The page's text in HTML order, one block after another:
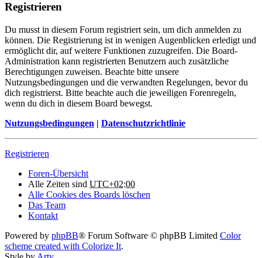
Registrieren
Du musst in diesem Forum registriert sein, um dich anmelden zu
können. Die Registrierung ist in wenigen Augenblicken erledigt und
ermöglicht dir, auf weitere Funktionen zuzugreifen. Die Board-
Administration kann registrierten Benutzern auch zusätzliche
Berechtigungen zuweisen. Beachte bitte unsere
Nutzungsbedingungen und die verwandten Regelungen, bevor du
dich registrierst. Bitte beachte auch die jeweiligen Forenregeln,
wenn du dich in diesem Board bewegst.
Nutzungsbedingungen | Datenschutzrichtlinie
Registrieren
Foren-Übersicht
Alle Zeiten sind UTC+02:00
Alle Cookies des Boards löschen
Das Team
Kontakt
Powered by phpBB® Forum Software © phpBB Limited Color
scheme created with Colorize It.